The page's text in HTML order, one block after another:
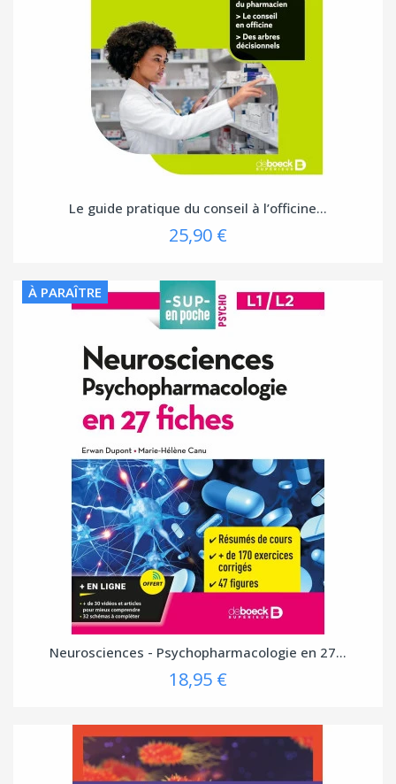
Le guide pratique du conseil à l’officine...
25,90 €
À PARAÎTRE
Neurosciences - Psychopharmacologie en 27...
18,95 €